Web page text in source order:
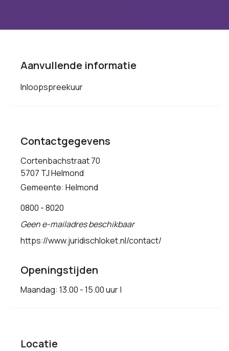
Aanvullende informatie
Inloopspreekuur
Contactgegevens
Cortenbachstraat 70
5707 TJ Helmond
Gemeente: Helmond
0800 - 8020
Geen e-mailadres beschikbaar
https://www.juridischloket.nl/contact/
Openingstijden
Maandag: 13.00 - 15.00 uur |
Locatie